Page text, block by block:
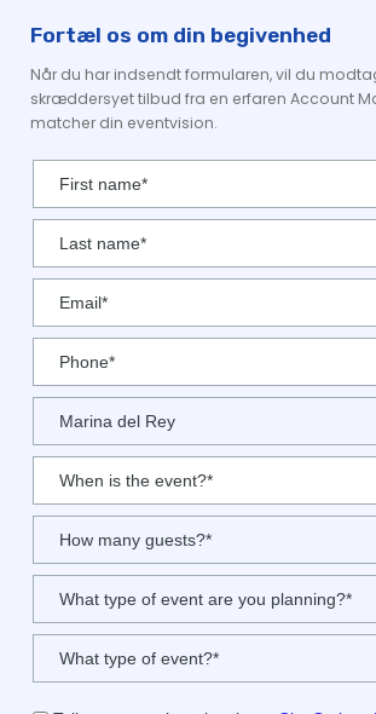
Fortæl os om din begivenhed
Når du har indsendt formularen, vil du
skræddersyet tilbud fra en erfaren Account
matcher din eventvision.